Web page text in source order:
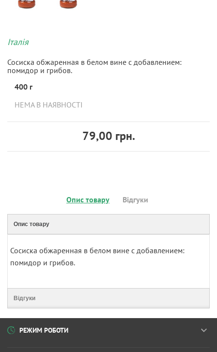
Італія
Сосиска обжаренная в белом вине с добавлением:
помидор и грибов.
400 г
НЕМА В НАЯВНОСТІ
79,00 грн.
Опис товару Відгуки
Опис товару
Сосиска обжаренная в белом вине с добавлением:
помидор и грибов.
Відгуки
РЕЖИМ РОБОТИ